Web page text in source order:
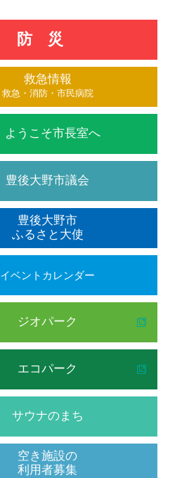
防災
救急情報
救急・消防・市民病院
ようこそ市長室へ
豊後大野市議会
豊後大野市
ふるさと大使
イベントカレンダー
ジオパーク
エコパーク
サウナのまち
空き施設の
利用者募集